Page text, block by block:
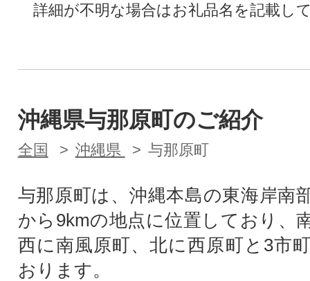
詳細が不明な場合はお礼品名を記載し
沖縄県与那原町のご紹介
全国 沖縄県 与那原町
与那原町は、沖縄本島の東海岸南
から9kmの地点に位置しており、
西に南風原町、北に西原町と3市
おります。